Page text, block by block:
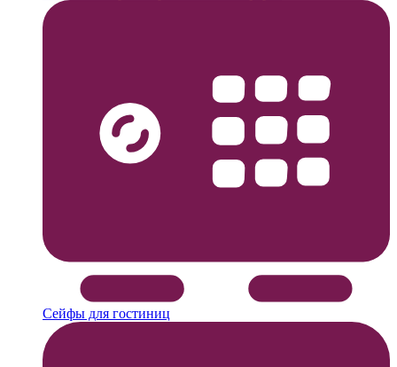
Сейфы для гостиниц